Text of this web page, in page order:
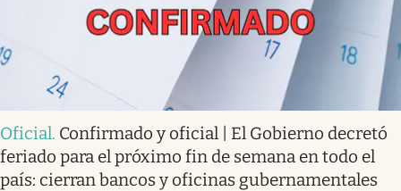
Oficial. Confirmado y oficial | El Gobierno decretó
feriado para el próximo fin de semana en todo el
país: cierran bancos y oficinas gubernamentales